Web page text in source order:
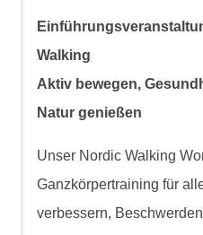
Walking
Aktiv bewegen,
Natur genießen
Unser Nordic Walking
Ganzkörpertraining für
verbessern,